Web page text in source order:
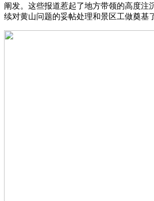
阐发。这些报道惹起了地方带领的高度注
续对黄山问题的妥帖处理和景区工做奠基